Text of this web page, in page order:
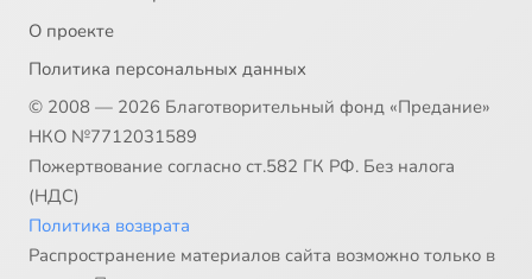
О проекте
Политика персональных данных
© 2008 — 2026 Благотворительный фонд «Предание»
НКО №7712031589
Пожертвование согласно ст.582 ГК РФ. Без налога
(НДС)
Политика возврата
Распространение материалов сайта возможно только в